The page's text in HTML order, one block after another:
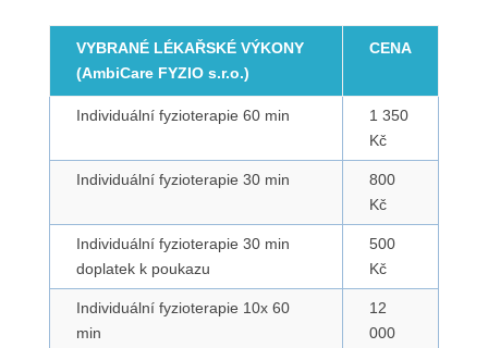
VYBRANÉ LÉKAŘSKÉ VÝKONY
(AmbiCare FYZIO s.r.o.)
CENA
Individuální fyzioterapie 60 min
1 350
Kč
Individuální fyzioterapie 30 min
800
Kč
Individuální fyzioterapie 30 min
doplatek k poukazu
500
Kč
Individuální fyzioterapie 10x 60
min
12
000